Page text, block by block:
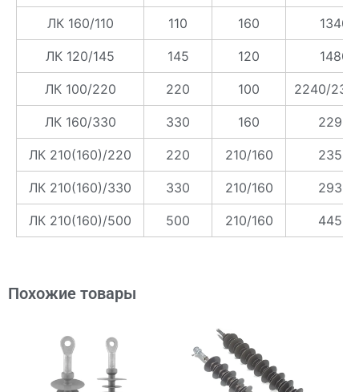
ЛК 160/110 110 160 1340
ЛК 120/145 145 120 1480
ЛК 100/220 220 100 2240/
ЛК 160/330 330 160 2290
ЛК 210(160)/220 220 210/160 2350
ЛК 210(160)/330 330 210/160 2930
ЛК 210(160)/500 500 210/160 4450
Похожие товары